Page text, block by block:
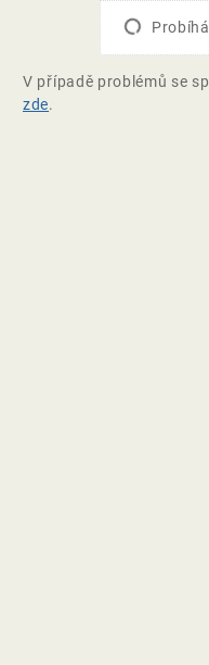
V případě problémů se
zde.